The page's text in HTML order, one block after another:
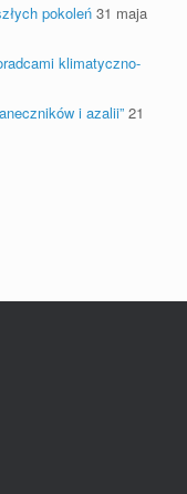
pokoleń 31 maja
klimatyczno-
i azalii” 21